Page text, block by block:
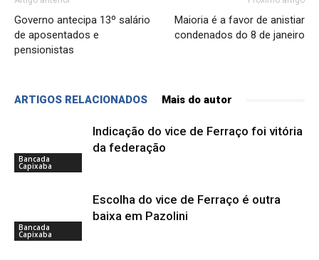
Governo antecipa 13º salário
de aposentados e
pensionistas
Maioria é a favor de anistiar
condenados do 8 de janeiro
ARTIGOS RELACIONADOS Mais do autor
Bancada
Capixaba
Indicação do vice de Ferraço foi vitória
da federação
Bancada
Capixaba
Escolha do vice de Ferraço é outra
baixa em Pazolini